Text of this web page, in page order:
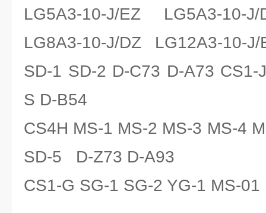
LG5A3-10-J/EZ LG5A3-10-
LG8A3-10-J/DZ LG12A3-10-
SD-1 SD-2 D-C73 D-A73 CS1-
S D-B54
CS4H MS-1 MS-2 MS-3 MS-4
SD-5 D-Z73 D-A93
CS1-G SG-1 SG-2 YG-1 MS-01